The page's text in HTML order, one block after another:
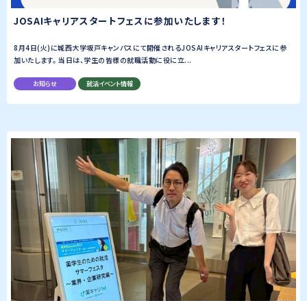
JOSAIキャリアスタートフェスに参加いたします！
8月4日(火)に城西大学坂戸キャンパスにて開催されるJOSAIキャリアスタートフェスに参
加いたします。 当日は、学生の皆様の就職活動に役に立...
お知らせ 就活イベント情報